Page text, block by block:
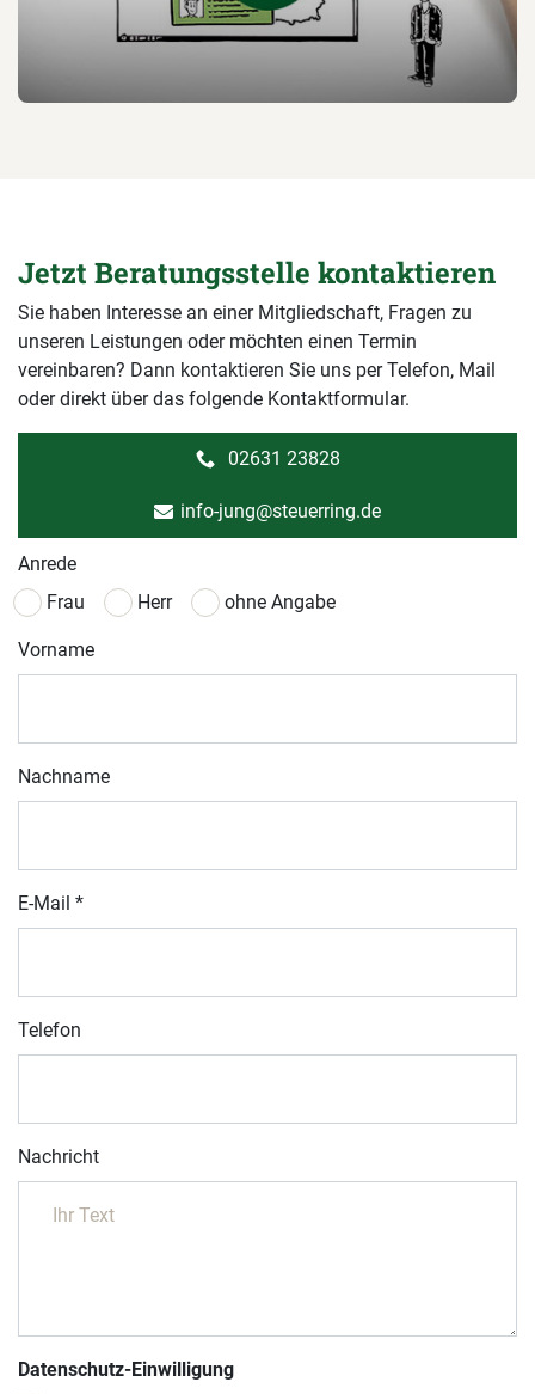
Jetzt Beratungsstelle kontaktieren
Sie haben Interesse an einer Mitgliedschaft, Fragen zu
unseren Leistungen oder möchten einen Termin
vereinbaren? Dann kontaktieren Sie uns per Telefon, Mail
oder direkt über das folgende Kontaktformular.
02631 23828
info-jung@steuerring.de
Anrede
Frau
Herr ohne Angabe
Vorname
Nachname
E-Mail *
Telefon
Nachricht
Datenschutz-Einwilligung